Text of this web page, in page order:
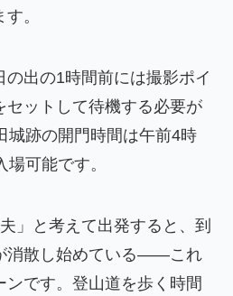
。
出の1時間前には撮影ポイ
セットして待機する必要が
城跡の開門時間は午前4時
可能です。
」と考えて出発すると、到
消散し始めている——これ
ンです。登山道を歩く時間